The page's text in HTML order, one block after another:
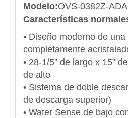
Modelo:OVS-0382Z-
Características
• Diseño moderno de
completamente
• 28-1/5" de largo x 15"
de alto
• Sistema de doble
de descarga superior)
• Water Sense de bajo